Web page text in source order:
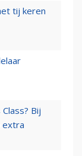
tij keren
Bij
extra